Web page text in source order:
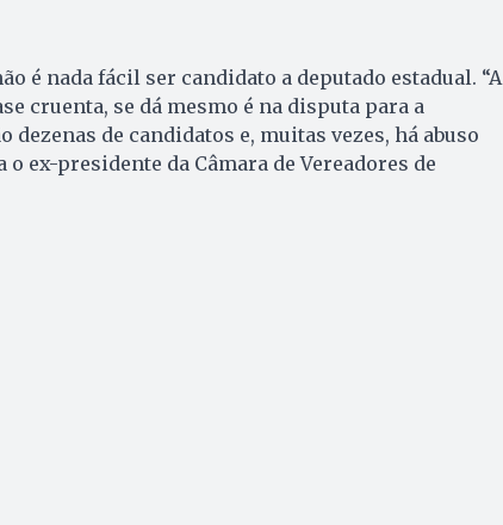
é nada fácil ser candidato a deputado estadual. “A
cruenta, se dá mesmo é na disputa para a
dezenas de candidatos e, muitas vezes, há abuso
ex-presidente da Câmara de Vereadores de